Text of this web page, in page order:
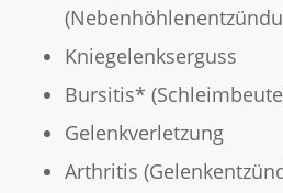
Kniegelenkserguss
Bursitis*
Gelenkverletzung
Arthritis